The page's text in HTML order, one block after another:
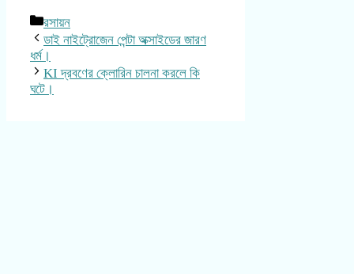
Categories
রসায়ন
ডাই নাইট্রোজেন পেন্টা অক্সাইডের জারণ
ধর্ম।
KI দ্রবণের ক্লোরিন চালনা করলে কি
ঘটে।